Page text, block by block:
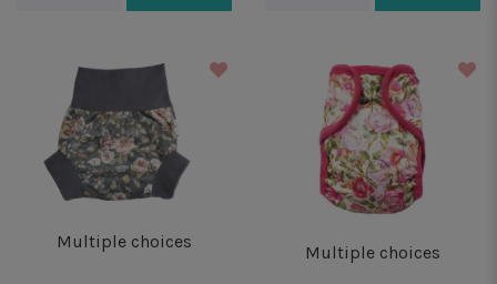
Multiple choices
Multiple choices